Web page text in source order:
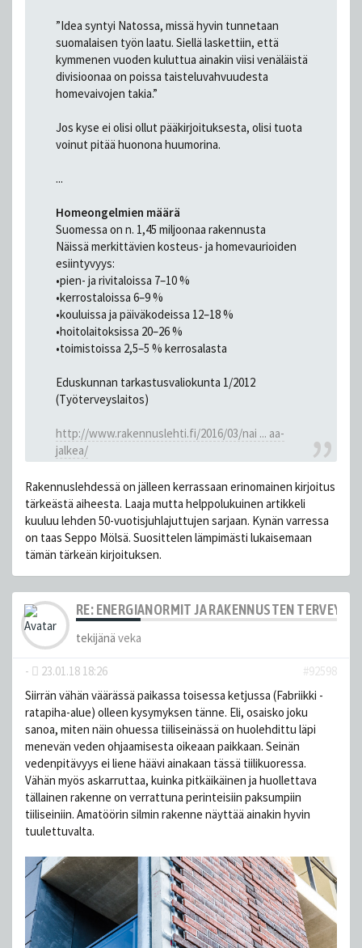
”Idea syntyi Natossa, missä hyvin tunnetaan
suomalaisen työn laatu. Siellä laskettiin, että
kymmenen vuoden kuluttua ainakin viisi venäläistä
divisioonaa on poissa taisteluvahvuudesta
homevaivojen takia.”
Jos kyse ei olisi ollut pääkirjoituksesta, olisi tuota
voinut pitää huonona huumorina.
...
Homeongelmien määrä
Suomessa on n. 1,45 miljoonaa rakennusta
Näissä merkittävien kosteus- ja homevaurioiden
esiintyvyys:
•pien- ja rivitaloissa 7–10 %
•kerrostaloissa 6–9 %
•kouluissa ja päiväkodeissa 12–18 %
•hoitolaitoksissa 20–26 %
•toimistoissa 2,5–5 % kerrosalasta
Eduskunnan tarkastusvaliokunta 1/2012
(Työterveyslaitos)
http://www.rakennuslehti.fi/2016/03/nai ... aa-
jalkea/
Rakennuslehdessä on jälleen kerrassaan erinomainen kirjoitus
tärkeästä aiheesta. Laaja mutta helppolukuinen artikkeli
kuuluu lehden 50-vuotisjuhlajuttujen sarjaan. Kynän varressa
on taas Seppo Mölsä. Suosittelen lämpimästi lukaisemaan
tämän tärkeän kirjoituksen.
RE: ENERGIANORMIT JA RAKENNUSTEN TERVEYS
tekijänä veka
- 23.01.18 18:26
#92598
Siirrän vähän väärässä paikassa toisessa ketjussa (Fabriikki -
ratapiha-alue) olleen kysymyksen tänne. Eli, osaisko joku
sanoa, miten näin ohuessa tiiliseinässä on huolehdittu läpi
menevän veden ohjaamisesta oikeaan paikkaan. Seinän
vedenpitävyys ei liene häävi ainakaan tässä tiilikuoressa.
Vähän myös askarruttaa, kuinka pitkäikäinen ja huollettava
tällainen rakenne on verrattuna perinteisiin paksumpiin
tiiliseiniin. Amatöörin silmin rakenne näyttää ainakin hyvin
tuulettuvalta.